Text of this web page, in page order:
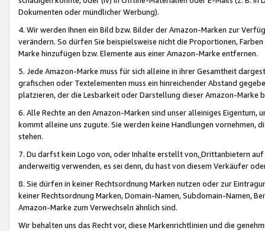
Dokumenten oder mündlicher Werbung).
4. Wir werden Ihnen ein Bild bzw. Bilder der Amazon-Marken zur
verändern. So dürfen Sie beispielsweise nicht die Proportionen,
Marke hinzufügen bzw. Elemente aus einer Amazon-Marke entfernen.
5. Jede Amazon-Marke muss für sich alleine in ihrer Gesamtheit
grafischen oder Textelementen muss ein hinreichender Abstand
platzieren, der die Lesbarkeit oder Darstellung dieser Amazon-Marke
6. Alle Rechte an den Amazon-Marken sind unser alleiniges
kommt alleine uns zugute. Sie werden keine Handlungen vornehmen,
stehen.
7. Du darfst kein Logo von, oder Inhalte erstellt von,Drittanbietern auf
anderweitig verwenden, es sei denn, du hast von diesem Verkäufer
8. Sie dürfen in keiner Rechtsordnung Marken nutzen oder zur
keiner Rechtsordnung Marken, Domain-Namen, Subdomain-Namen,
Amazon-Marke zum Verwechseln ähnlich sind.
Wir behalten uns das Recht vor, diese Markenrichtlinien und die